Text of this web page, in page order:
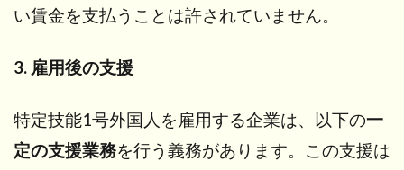
い賃金を支払うことは許されていません。
3. 雇用後の支援
特定技能1号外国人を雇用する企業は、以下の一
定の支援業務を行う義務があります。この支援は